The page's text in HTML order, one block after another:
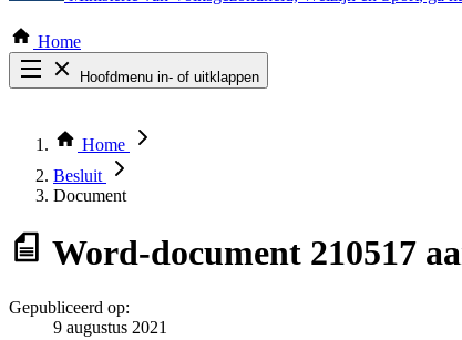
Home
Hoofdmenu in- of uitklappen
Thema COVID-19
Bekijk per bestuursorgaan
Home
Besluit
Document
Word-document 210517
Gepubliceerd op:
9 augustus 2021